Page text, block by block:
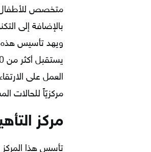
متخصص للأطفال
بالإضافة إلى
ويهد تأسيس
العمل على
مركزيّاً للحالات
مركز